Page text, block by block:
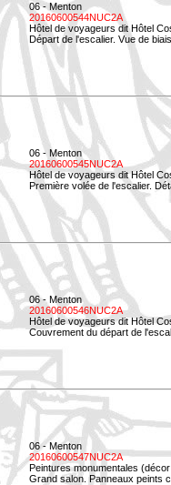
06 - Menton
20160600544NUC2A
Hôtel de voyageurs dit Hôtel
Départ de l'escalier. Vue de
06 - Menton
20160600545NUC2A
Hôtel de voyageurs dit Hôtel
Première volée de l'escalier.
06 - Menton
20160600546NUC2A
Hôtel de voyageurs dit Hôtel
Couvrement du départ de
06 - Menton
20160600547NUC2A
Peintures monumentales
Grand salon. Panneaux peints